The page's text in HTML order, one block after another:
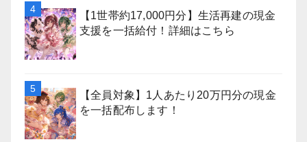
【1世帯約17,000円分】生活再建の現金
支援を一括給付！詳細はこちら
【全員対象】1人あたり20万円分の現金
を一括配布します！